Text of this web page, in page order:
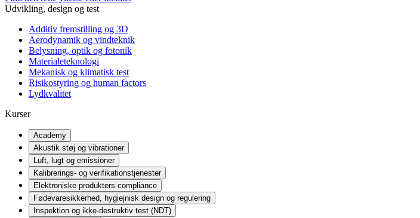
Udvikling, design og test
Additiv fremstilling og 3D
Aerodynamik og vindteknik
Belysning, optik og fotonik
Materialeteknologi
Mekanisk og klimatisk test
Risikostyring og human factors
Lydkvalitet
Kurser
Academy
Akustik støj og vibrationer
Luft, lugt og emissioner
Kalibrerings- og verifikationstjenester
Elektroniske produkters compliance
Fødevaresikkerhed, hygiejnisk design og regulering
Inspektion og ikke-destruktiv test (NDT)